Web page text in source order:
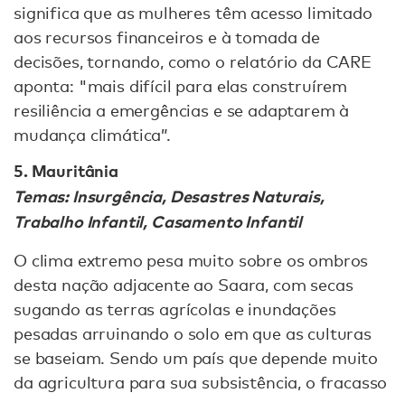
significa que as mulheres têm acesso limitado
aos recursos financeiros e à tomada de
decisões, tornando, como o relatório da CARE
aponta: "mais difícil para elas construírem
resiliência a emergências e se adaptarem à
mudança climática”.
5. Mauritânia
Temas: Insurgência, Desastres Naturais,
Trabalho Infantil, Casamento Infantil
O clima extremo pesa muito sobre os ombros
desta nação adjacente ao Saara, com secas
sugando as terras agrícolas e inundações
pesadas arruinando o solo em que as culturas
se baseiam. Sendo um país que depende muito
da agricultura para sua subsistência, o fracasso